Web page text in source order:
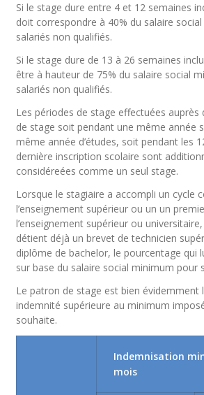
Si le stage dure entre 4 et 12 semaines
doit correspondre à 40% du salaire
salariés non qualifiés.
Si le stage dure de 13 à 26 semaines
être à hauteur de 75% du salaire social
salariés non qualifiés.
Les périodes de stage effectuées auprès
de stage soit pendant une même année
même année d’études, soit pendant les
dernière inscription scolaire sont
considéreées comme un seul stage.
Lorsque le stagiaire a accompli un cycle
l’enseignement supérieur ou un un
l’enseignement supérieur ou universitaire,
détient déjà un brevet de technicien
diplôme de bachelor, le pourcentage qui
sur base du salaire social minimum pour
Le patron de stage est bien évidemment
indemnité supérieure au minimum
souhaite.
Indemnisation
mois